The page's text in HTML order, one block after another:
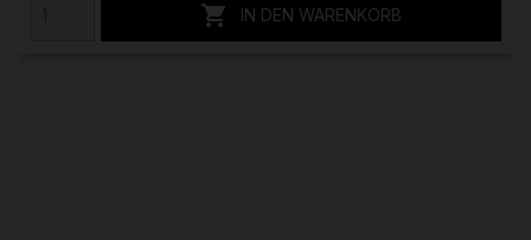
 IN DEN WARENKORB